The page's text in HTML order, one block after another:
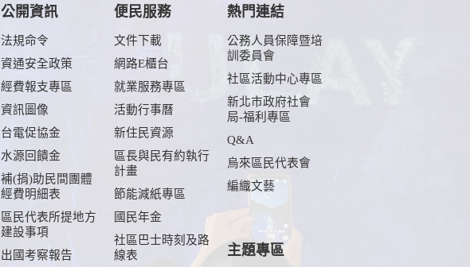
公開資訊
法規命令
資通安全政策
經費報支專區
資訊圖像
台電促協金
水源回饋金
補(捐)助民間團體
經費明細表
區民代表所提地方
建設事項
出國考察報告
便民服務
文件下載
網路E櫃台
就業服務專區
活動行事曆
新住民資源
區長與民有約執行
計畫
節能減紙專區
國民年金
社區巴士時刻及路
線表
熱門連結
公務人員保障暨培
訓委員會
社區活動中心專區
新北市政府社會
局-福利專區
Q&A
烏來區民代表會
編織文藝
主題專區